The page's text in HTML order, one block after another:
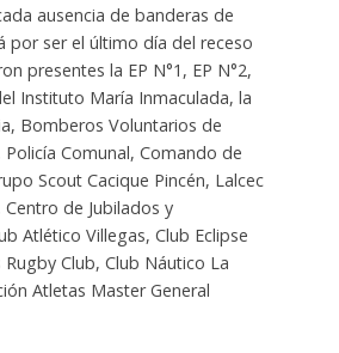
ausencia de banderas de
por ser el último día del receso
presentes la EP N°1, EP N°2,
Instituto María Inmaculada, la
Bomberos Voluntarios de
Policía Comunal, Comando de
Scout Cacique Pincén, Lalcec
Centro de Jubilados y
Atlético Villegas, Club Eclipse
Rugby Club, Club Náutico La
Atletas Master General